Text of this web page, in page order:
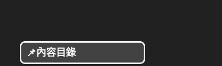
📌內容目錄